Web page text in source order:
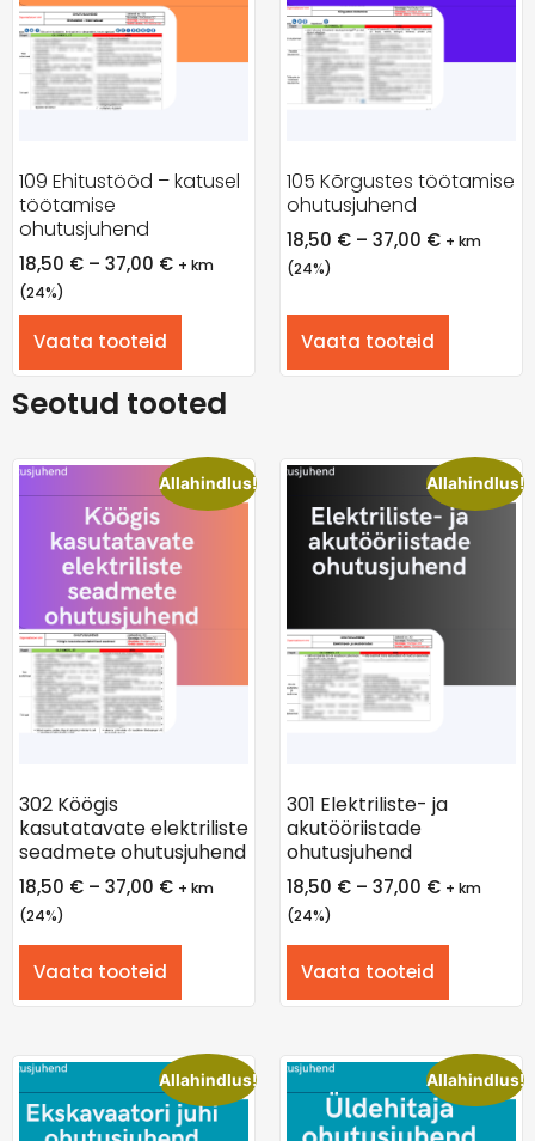
109 Ehitustööd – katusel
töötamise
ohutusjuhend
18,50 € – 37,00 € + km
(24%)
Vaata tooteid
105 Kõrgustes töötamise
ohutusjuhend
18,50 € – 37,00 € + km
(24%)
Vaata tooteid
Seotud tooted
Allahindlus!
302 Köögis
kasutatavate elektriliste
seadmete ohutusjuhend
18,50 € – 37,00 € + km
(24%)
Vaata tooteid
Allahindlus!
301 Elektriliste- ja
akutööriistade
ohutusjuhend
18,50 € – 37,00 € + km
(24%)
Vaata tooteid
Allahindlus! Allahindlus!